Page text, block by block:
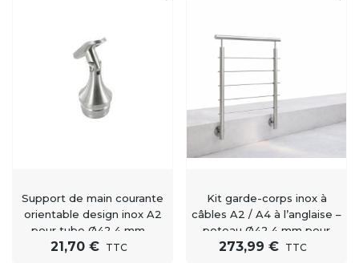
Support de main courante
orientable design inox A2
pour tube Ø42,4 mm –
Garde-corps et balustrade
21,70 € TTC
Kit garde-corps inox à
câbles A2 / A4 à l’anglaise –
poteau Ø42,4 mm pour
escalier, terrasse et piscine
273,99 € TTC